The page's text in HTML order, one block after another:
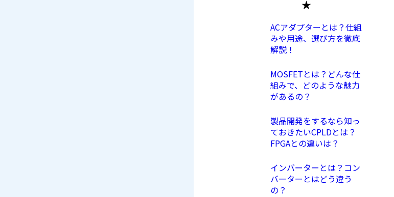
★
ACアダプターとは？仕組
みや用途、選び方を徹底
解説！
MOSFETとは？どんな仕
組みで、どのような魅力
があるの？
製品開発をするなら知っ
ておきたいCPLDとは？
FPGAとの違いは？
インバーターとは？コン
バーターとはどう違う
の？